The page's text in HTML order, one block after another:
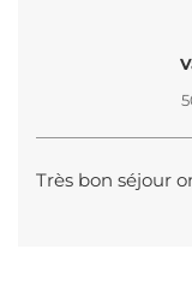
Très bon séjour